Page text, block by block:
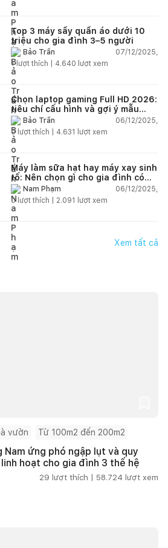
Top 3 máy sấy quần áo dưới 10
triệu cho gia đình 3–5 người
Bảo Trần
07/12/2025,
1lượt thích | 4.640 lượt xem
Chọn laptop gaming Full HD 2026:
tiêu chí cấu hình và gợi ý mẫu
đáng mua
Bảo Trần
06/12/2025,
0lượt thích | 4.631 lượt xem
Máy làm sữa hạt hay máy xay sinh
tố: Nên chọn gì cho gia đình có
trẻ nhỏ (2–4 người)?
Nam Phạm
06/12/2025,
0lượt thích | 2.091 lượt xem
Xem tất cả
vườn Từ 100m2 đến 200m2
Nam ứng phó ngập lụt và quy
hoạt cho gia đình 3 thế hệ
29 lượt thích | 58.724 lượt xem